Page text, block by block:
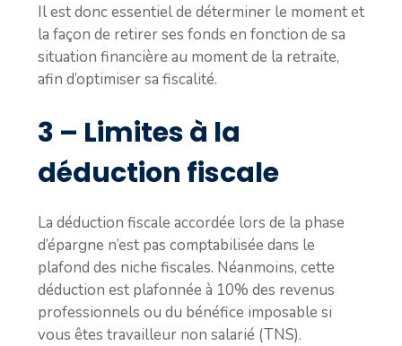
Il est donc essentiel de déterminer le moment et
la façon de retirer ses fonds en fonction de sa
situation financière au moment de la retraite,
afin d’optimiser sa fiscalité.
3 – Limites à la
déduction fiscale
La déduction fiscale accordée lors de la phase
d’épargne n’est pas comptabilisée dans le
plafond des niche fiscales. Néanmoins, cette
déduction est plafonnée à 10% des revenus
professionnels ou du bénéfice imposable si
vous êtes travailleur non salarié (TNS).